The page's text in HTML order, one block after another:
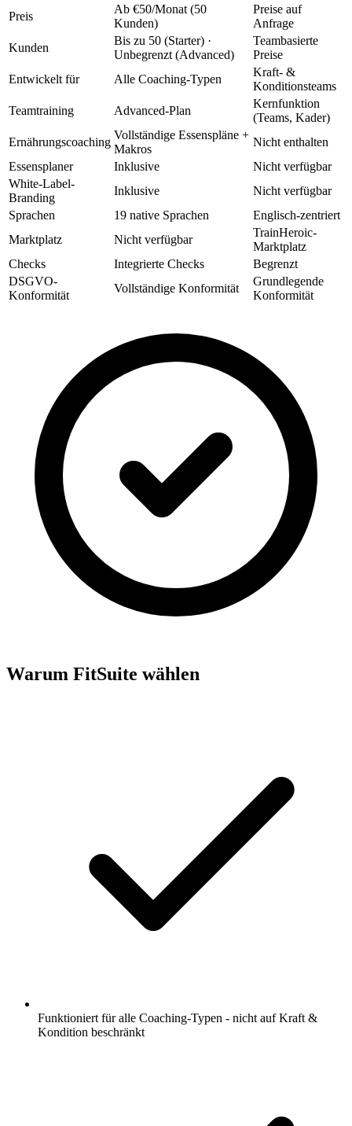
Preis
Ab €50/Monat (50
Kunden)
Preise auf
Anfrage
Kunden
Bis zu 50 (Starter) ·
Unbegrenzt (Advanced)
Teambasierte
Preise
Entwickelt für
Alle Coaching-Typen
Kraft- &
Konditionsteams
Teamtraining
Advanced-Plan
Kernfunktion
(Teams, Kader)
Ernährungscoaching
Vollständige Essenspläne +
Makros
Nicht enthalten
Essensplaner
Inklusive
Nicht verfügbar
White-Label-
Branding
Inklusive
Nicht verfügbar
Sprachen
19 native Sprachen
Englisch-zentriert
Marktplatz
Nicht verfügbar
TrainHeroic-
Marktplatz
Checks
Integrierte Checks
Begrenzt
DSGVO-
Konformität
Vollständige Konformität
Grundlegende
Konformität
Warum FitSuite wählen
Funktioniert für alle Coaching-Typen - nicht auf Kraft &
Kondition beschränkt